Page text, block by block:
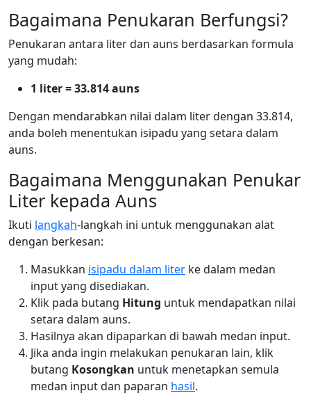
Bagaimana Penukaran Berfungsi?
Penukaran antara liter dan auns berdasarkan formula
yang mudah:
1 liter = 33.814 auns
Dengan mendarabkan nilai dalam liter dengan 33.814,
anda boleh menentukan isipadu yang setara dalam
auns.
Bagaimana Menggunakan Penukar
Liter kepada Auns
Ikuti langkah-langkah ini untuk menggunakan alat
dengan berkesan:
Masukkan isipadu dalam liter ke dalam medan
input yang disediakan.
Klik pada butang Hitung untuk mendapatkan nilai
setara dalam auns.
Hasilnya akan dipaparkan di bawah medan input.
Jika anda ingin melakukan penukaran lain, klik
butang Kosongkan untuk menetapkan semula
medan input dan paparan hasil.